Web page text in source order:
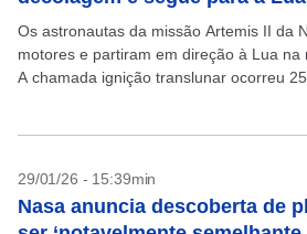
Os astronautas da missão Artemis II da
motores e partiram em direção à Lua na
A chamada ignição translunar ocorreu
29/01/26 - 15:39min
Nasa anuncia descoberta de